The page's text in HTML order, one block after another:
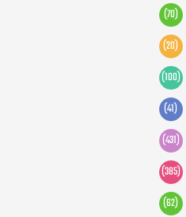
(70)
(20)
(100)
(41)
(431)
(385)
(62)